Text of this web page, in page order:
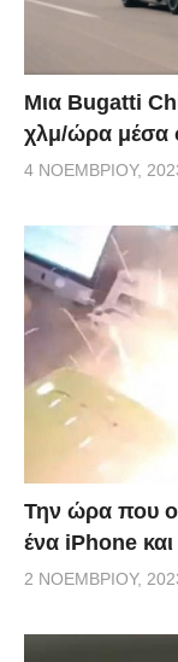
Μια Bugatti
χλμ/ώρα μέσα
4 ΝΟΕΜΒΡΊΟΥ,
Την ώρα που ο
ένα iPhone και
2 ΝΟΕΜΒΡΊΟΥ,